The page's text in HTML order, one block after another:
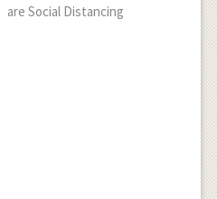
are Social Distancing